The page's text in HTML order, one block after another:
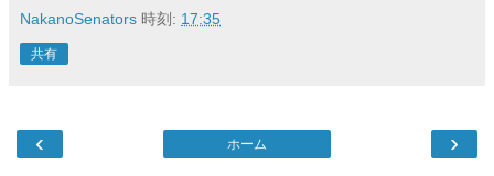
NakanoSenators 時刻: 17:35
共有
‹ ›
ホーム